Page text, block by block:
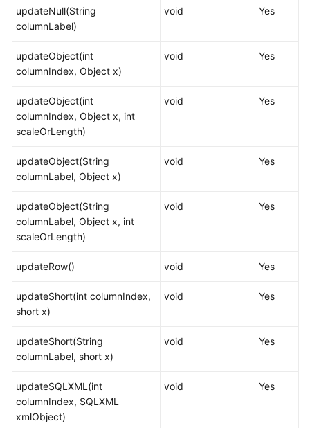
南
（集
式
_V2.0-
开
发
南
（分
式
_V2.0-
2.x）
开
指
南
中
式
2.x）
M-
updateNull(String
columnLabel)
void Yes
updateObject(int
columnIndex, Object x)
void Yes
updateObject(int
columnIndex, Object x, int
scaleOrLength)
void Yes
updateObject(String
columnLabel, Object x)
void Yes
updateObject(String
columnLabel, Object x, int
scaleOrLength)
void Yes
updateRow() void Yes
updateShort(int columnIndex,
short x)
void Yes
updateShort(String
columnLabel, short x)
void Yes
updateSQLXML(int
columnIndex, SQLXML
xmlObject)
void Yes